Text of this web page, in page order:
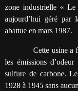
zone industrielle «
aujourd’hui géré par
abattue en mars 1987.
Cette usine a fait
les émissions
sulfure de carbone.
1928 à 1945 sans